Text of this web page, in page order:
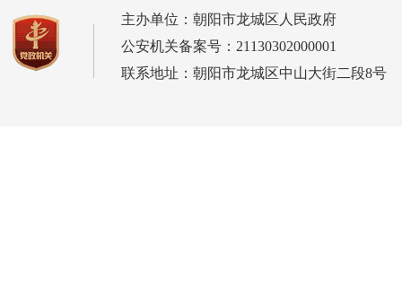
主办单位：朝阳市龙城区人民政府
公安机关备案号：21130302000001
联系地址：朝阳市龙城区中山大街二段8号